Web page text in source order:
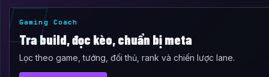
Gaming Coach
Tra build, đọc kèo, chuẩn bị meta
Lọc theo game, tướng, đối thủ, rank và chiến lược lane.